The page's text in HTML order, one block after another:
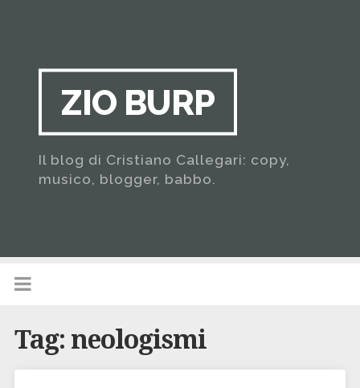
ZIO BURP
Il blog di Cristiano Callegari: copy,
musico, blogger, babbo.
Tag: neologismi